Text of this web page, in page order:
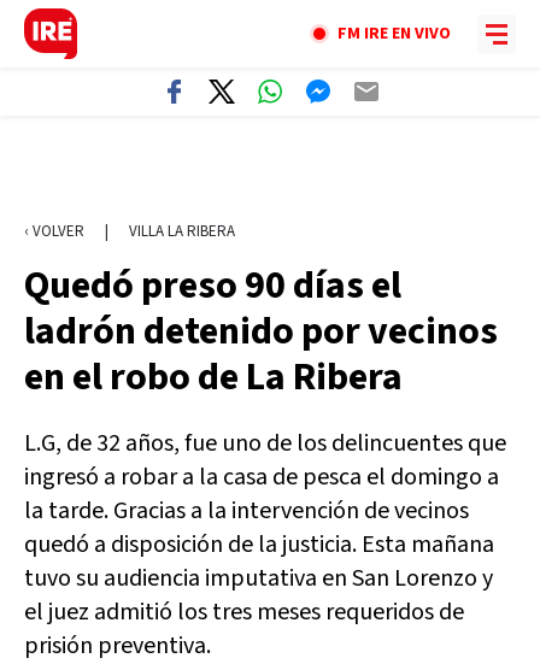
FM IRE EN VIVO
‹ VOLVER | VILLA LA RIBERA
Quedó preso 90 días el
ladrón detenido por vecinos
en el robo de La Ribera
L.G, de 32 años, fue uno de los delincuentes que
ingresó a robar a la casa de pesca el domingo a
la tarde. Gracias a la intervención de vecinos
quedó a disposición de la justicia. Esta mañana
tuvo su audiencia imputativa en San Lorenzo y
el juez admitió los tres meses requeridos de
prisión preventiva.